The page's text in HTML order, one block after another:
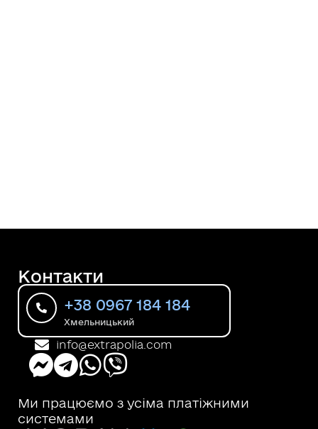
Контакти
+38 0967 184 184
Хмельницький
info@extrapolia.com
Ми працюємо з усіма платіжними
системами